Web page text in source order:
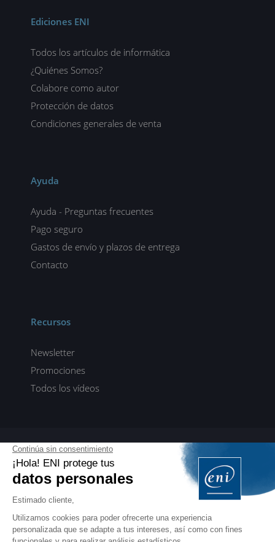
Ediciones ENI
Todos los artículos de informática
¿Quiénes Somos?
Colabore como autor
Protección de datos
Condiciones generales de venta
Ayuda
Ayuda - Preguntas frecuentes
Pago seguro
Gastos de envío y plazos de entrega
Contacto
Recursos
Newsletter
Promociones
Todos los vídeos
ENI elearning
E-formaciones en 5 idiomas
Manuales para profesionales de la formación